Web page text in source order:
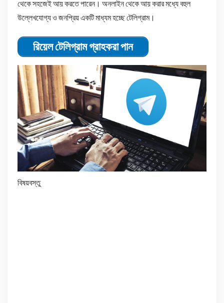
থেকে সহজেই আয় করতে পারেন। অনলাইন থেকে আয় করার মধ্যে বহুল
উল্লেখযোগ্য ও জনপ্রিয় একটি মাধ্যম হচ্ছে টেলিগ্রাম।
রিয়েল টেলিগ্রাম গ্রাহকরা পান
বিষয়বস্তু